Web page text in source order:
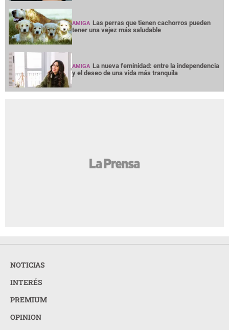
AMIGA Las perras que tienen cachorros pueden
tener una vejez más saludable
AMIGA La nueva feminidad: entre la independencia
y el deseo de una vida más tranquila
NOTICIAS
INTERÉS
PREMIUM
OPINION